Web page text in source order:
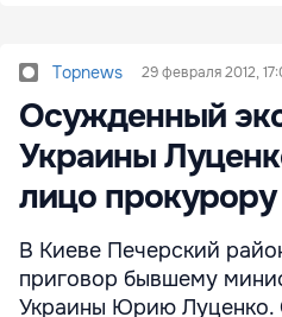
Topnews 29 февраля 2012,
Осужденный
Украины
лицо прокурору
В Киеве Печерский
приговор бывшему
Украины Юрию Луценко.